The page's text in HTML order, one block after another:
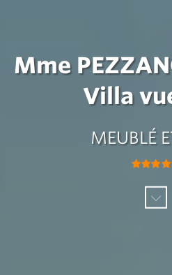
Mme
Villa
MEUBLÉ